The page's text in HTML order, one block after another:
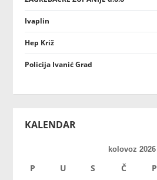
Ivaplin
Hep Križ
Policija Ivanić Grad
KALENDAR
kolovoz 2026
P U S Č P